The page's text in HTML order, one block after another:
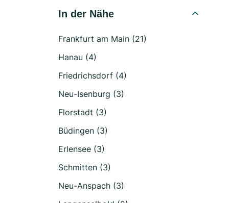
In der Nähe
Frankfurt am Main (21)
Hanau (4)
Friedrichsdorf (4)
Neu-Isenburg (3)
Florstadt (3)
Büdingen (3)
Erlensee (3)
Schmitten (3)
Neu-Anspach (3)